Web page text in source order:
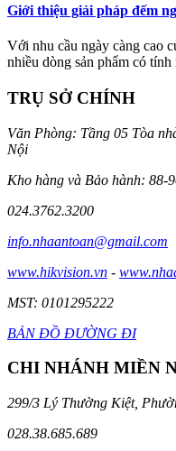
Giới thiệu giải pháp đếm
Với nhu cầu ngày càng cao
nhiều dòng sản phẩm có
TRỤ SỞ CHÍNH
Văn Phòng: Tầng 05 Tòa
Nội
Kho hàng và Bảo hành:
024.3762.3200
info.nhaantoan@gmail.com
www.hikvision.vn -
MST: 0101295222
BẢN ĐỒ ĐƯỜNG ĐI
CHI NHÁNH MIỀN
299/3 Lý Thường Kiệt,
028.38.685.689